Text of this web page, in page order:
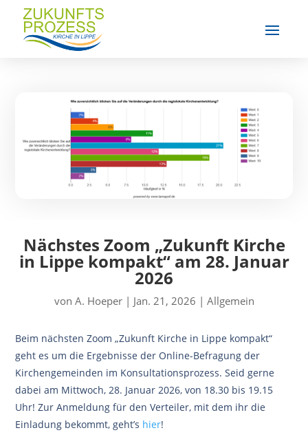
Nächstes Zoom „Zukunft Kirche
in Lippe kompakt“ am 28. Januar
2026
von A. Hoeper| Jan. 21, 2026 | Allgemein
Beim nächsten Zoom „Zukunft Kirche in Lippe kompakt“
geht es um die Ergebnisse der Online-Befragung der
Kirchengemeinden im Konsultationsprozess. Seid gerne
dabei am Mittwoch, 28. Januar 2026, von 18.30 bis 19.15
Uhr! Zur Anmeldung für den Verteiler, mit dem ihr die
Einladung bekommt, geht’s hier!